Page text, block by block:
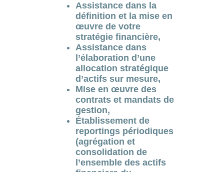
Assistance dans la
définition et la mise en
œuvre de votre
stratégie financière,
Assistance dans
l’élaboration d’une
allocation stratégique
d’actifs sur mesure,
Mise en œuvre des
contrats et mandats de
gestion,
Établissement de
reportings périodiques
(agrégation et
consolidation de
l’ensemble des actifs